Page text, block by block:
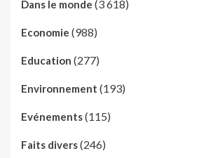
Dans le monde (3 618)
Economie (988)
Education (277)
Environnement (193)
Evénements(115)
Faits divers(246)